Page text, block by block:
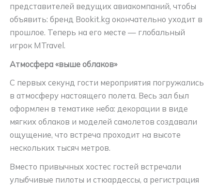
представителей ведущих авиакомпаний, чтобы
объявить: бренд Bookit.kg окончательно уходит в
прошлое. Теперь на его месте — глобальный
игрок MTravel.
Атмосфера «выше облаков»
С первых секунд гости мероприятия погружались
в атмосферу настоящего полета. Весь зал был
оформлен в тематике неба: декорации в виде
мягких облаков и моделей самолетов создавали
ощущение, что встреча проходит на высоте
нескольких тысяч метров.
Вместо привычных хостес гостей встречали
улыбчивые пилоты и стюардессы, а регистрация